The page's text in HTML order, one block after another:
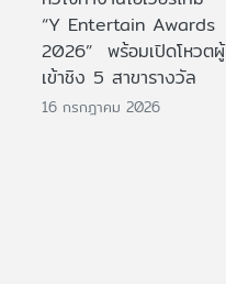
“Y Entertain Awards
2026” พร้อมเปิดโหวตผู้
เข้าชิง 5 สาขารางวัล
16 กรกฎาคม 2026